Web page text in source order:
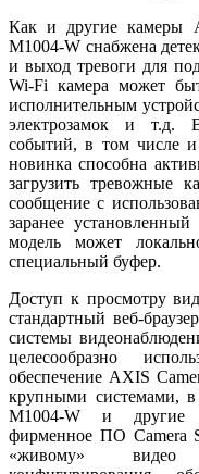
Как и другие камеры
M1004-W снабжена
и выход тревоги для
Wi-Fi камера может
исполнительным
электрозамок и т.д.
событий, в том числе и
новинка способна
загрузить тревожные
сообщение с
заранее
модель может
специальный буфер.
Доступ к просмотру
стандартный веб-
системы
целесообразно
обеспечение AXIS
крупными системами, в
M1004-W и другие
фирменное ПО Camera
«живому» видео